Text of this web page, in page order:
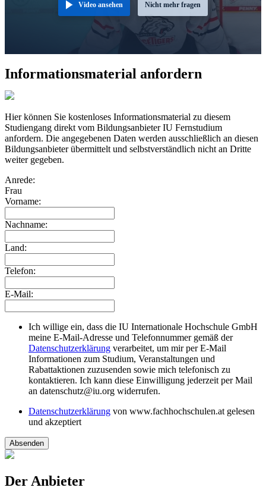
Video ansehen Nicht mehr fragen
Informationsmaterial anfordern
Hier können Sie kostenloses Informationsmaterial zu diesem
Studiengang direkt vom Bildungsanbieter IU Fernstudium
anfordern. Die angegebenen Daten werden ausschließlich an diesen
Bildungsanbieter übermittelt und selbstverständlich nicht an Dritte
weiter gegeben.
Anrede:
Frau
Vorname:
Nachname:
Land:
Telefon:
E-Mail:
Ich willige ein, dass die IU Internationale Hochschule GmbH
meine E-Mail-Adresse und Telefonnummer gemäß der
Datenschutzerklärung verarbeitet, um mir per E-Mail
Informationen zum Studium, Veranstaltungen und
Rabattaktionen zuzusenden sowie mich telefonisch zu
kontaktieren. Ich kann diese Einwilligung jederzeit per Mail
an datenschutz@iu.org widerrufen.
Datenschutzerklärung von www.fachhochschulen.at gelesen
und akzeptiert
Absenden
Der Anbieter